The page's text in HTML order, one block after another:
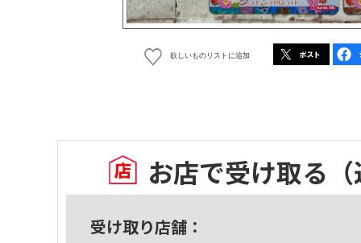
欲しいものリストに追加
お店で受け取る
受け取り店舗：